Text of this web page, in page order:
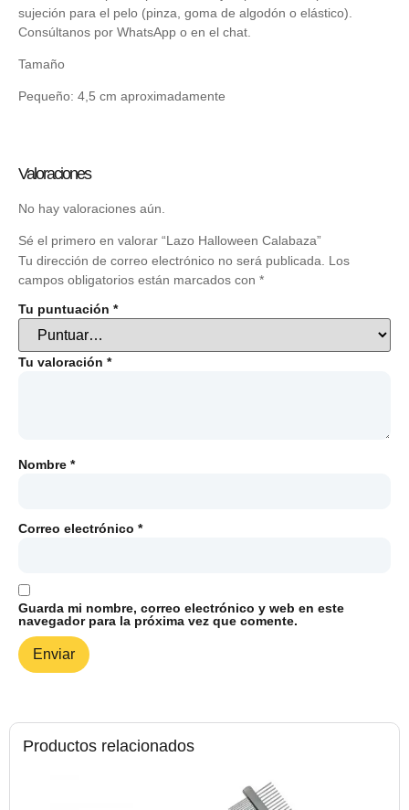
Productos relacionados
sujeción para el pelo (pinza, goma de algodón o elástico).
Consúltanos por WhatsApp o en el chat.
Tamaño
Pequeño: 4,5 cm aproximadamente
Valoraciones
No hay valoraciones aún.
Sé el primero en valorar “Lazo Halloween Calabaza”
Tu dirección de correo electrónico no será publicada.
Los
campos obligatorios están marcados con *
Tu puntuación *
Tu valoración *
Nombre *
Correo electrónico *
Guarda mi nombre, correo electrónico y web en este
navegador para la próxima vez que comente.